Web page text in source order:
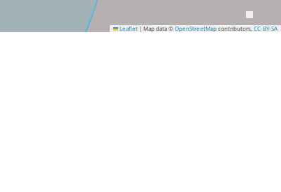
Leaflet | Map data © OpenStreetMap contributors, CC-BY-SA